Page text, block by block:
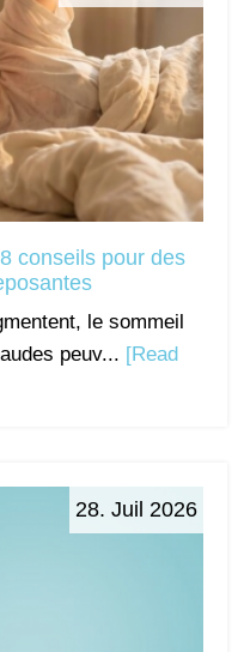
conseils pour des
le sommeil
peuv... [Read
28. Juil 2026